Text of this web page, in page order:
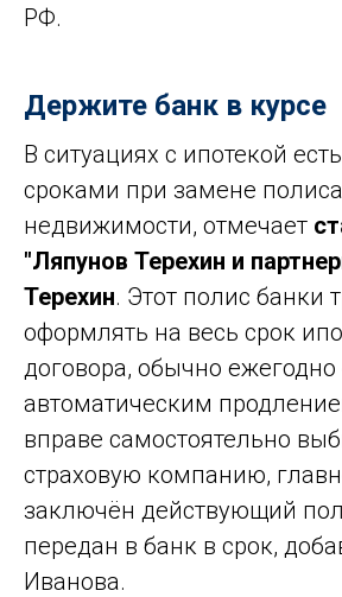
РФ.
Держите банк в курсе
В ситуациях с ипотекой
сроками при замене
недвижимости, отмечает
"Ляпунов Терехин и
Терехин. Этот полис банки
оформлять на весь срок
договора, обычно ежегодно
автоматическим
вправе самостоятельно
страховую компанию,
заключён действующий
передан в банк в срок,
Иванова.